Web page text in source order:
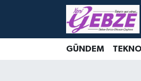
GÜNDEM
Nöbetçi Eczaneler